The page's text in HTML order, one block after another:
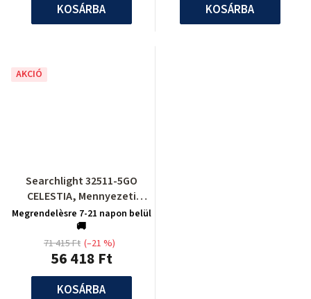
KOSÁRBA KOSÁRBA
AKCIÓ
Searchlight 32511-5GO
CELESTIA, Mennyezeti
lámpa
Megrendelèsre 7-21 napon belül
🚚
56 418 Ft
71 415 Ft (–21 %)
KOSÁRBA